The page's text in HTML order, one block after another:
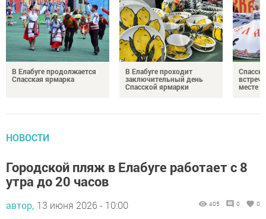
В Елабуге продолжается
Спасская ярмарка
В Елабуге проходит
заключительный день
Спасской ярмарки
месте
НОВОСТИ
Городской пляж в Елабуге работает с 8
утра до 20 часов
автор, 13 июня 2026 - 10:00 405 0 0